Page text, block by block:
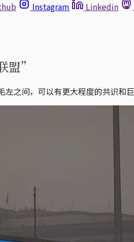
Instagram Linkedin
盟”
之间，可以有更大程度的共识和